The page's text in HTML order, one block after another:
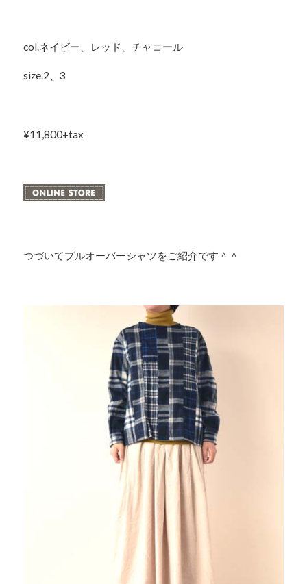
col.ネイビー、レッド、チャコール
size.2、3
¥11,800+tax
つづいてプルオーバーシャツをご紹介です＾＾